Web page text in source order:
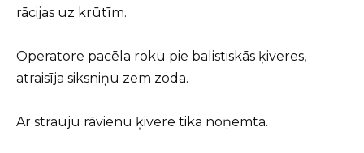
rācijas uz krūtīm.
Operatore pacēla roku pie balistiskās ķiveres,
atraisīja siksniņu zem zoda.
Ar strauju rāvienu ķivere tika noņemta.